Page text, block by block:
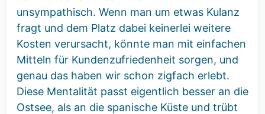
unsympathisch. Wenn man um etwas Kulanz
fragt und dem Platz dabei keinerlei weitere
Kosten verursacht, könnte man mit einfachen
Mitteln für Kundenzufriedenheit sorgen, und
genau das haben wir schon zigfach erlebt.
Diese Mentalität passt eigentlich besser an die
Ostsee, als an die spanische Küste und trübt